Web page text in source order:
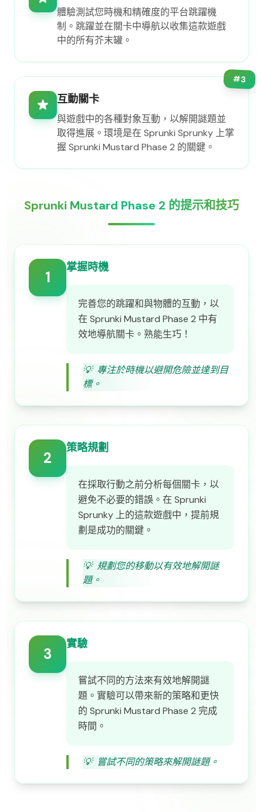
體驗測試您時機和精確度的平台跳躍機
制。跳躍並在關卡中導航以收集這款遊戲
中的所有芥末罐。
#3
互動關卡
與遊戲中的各種對象互動，以解開謎題並
取得進展。環境是在 Sprunki Sprunky 上掌
握 Sprunki Mustard Phase 2 的關鍵。
Sprunki Mustard Phase 2 的提示和技巧
1
掌握時機
完善您的跳躍和與物體的互動，以
在 Sprunki Mustard Phase 2 中有
效地導航關卡。熟能生巧！
💡 專注於時機以避開危險並達到目
標。
2
策略規劃
在採取行動之前分析每個關卡，以
避免不必要的錯誤。在 Sprunki
Sprunky 上的這款遊戲中，提前規
劃是成功的關鍵。
💡 規劃您的移動以有效地解開謎
題。
3
實驗
嘗試不同的方法來有效地解開謎
題。實驗可以帶來新的策略和更快
的 Sprunki Mustard Phase 2 完成
時間。
💡 嘗試不同的策略來解開謎題。